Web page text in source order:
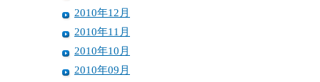
2010年12月
2010年11月
2010年10月
2010年09月